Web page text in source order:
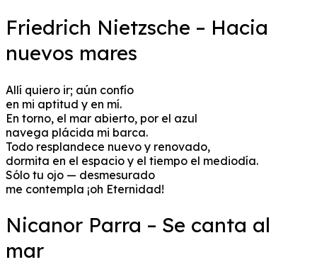
Friedrich Nietzsche – Hacia
nuevos mares
Allí quiero ir; aún confío
en mi aptitud y en mí.
En torno, el mar abierto, por el azul
navega plácida mi barca.
Todo resplandece nuevo y renovado,
dormita en el espacio y el tiempo el mediodía.
Sólo tu ojo — desmesurado
me contempla ¡oh Eternidad!
Nicanor Parra – Se canta al
mar